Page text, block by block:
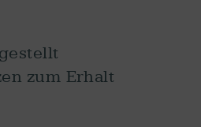
zum Erhalt